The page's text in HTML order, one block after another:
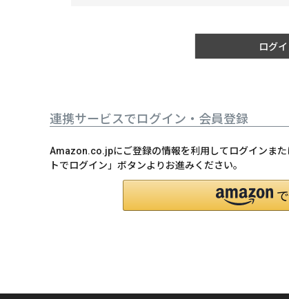
ログ
連携サービスでログイン・会員登録
Amazon.co.jpにご登録の情報を利用してログインま
トでログイン」ボタンよりお進みください。